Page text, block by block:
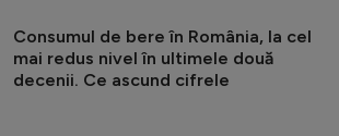
Consumul de bere în România, la cel
mai redus nivel în ultimele două
decenii. Ce ascund cifrele